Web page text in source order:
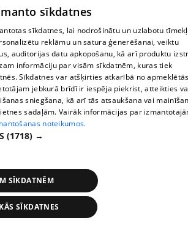
šogad dārgākas, bet uzpirkšanas
mazāk
sīkdatnes
sīkdatnes, lai nodrošinātu un uzlabotu
reklāmu un satura ģenerēšanai, veiktu
auditorijas datu apkopošanu, kā arī produktu
informāciju par visām sīkdatnēm, kuras tiek
Sīkdatnes var atšķirties atkarībā no
jebkurā brīdī ir iespēja piekrist, atteikties
sniegšana, kā arī tās atsaukšana vai
sadaļām. Vairāk informācijas par
noteikumos.
(1718) →
SĪKDATNĒM
SĪKDATNES